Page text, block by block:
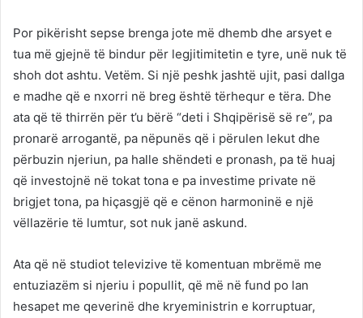
Por pikërisht sepse brenga jote më dhemb dhe arsyet e
tua më gjejnë të bindur për legjitimitetin e tyre, unë nuk të
shoh dot ashtu. Vetëm. Si një peshk jashtë ujit, pasi dallga
e madhe që e nxorri në breg është tërhequr e tëra. Dhe
ata që të thirrën për t’u bërë “deti i Shqipërisë së re”, pa
pronarë arrogantë, pa nëpunës që i përulen lekut dhe
përbuzin njeriun, pa halle shëndeti e pronash, pa të huaj
që investojnë në tokat tona e pa investime private në
brigjet tona, pa hiçasgjë që e cënon harmoninë e një
vëllazërie të lumtur, sot nuk janë askund.
Ata që në studiot televizive të komentuan mbrëmë me
entuziazëm si njeriu i popullit, që më në fund po lan
hesapet me qeverinë dhe kryeministrin e korruptuar,